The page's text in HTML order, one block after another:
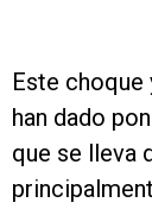
Este choque
han dado
que se lleva